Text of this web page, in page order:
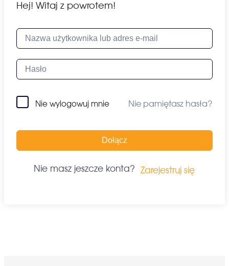
Hej! Witaj z powrotem!
Nie wylogowuj mnie Nie pamiętasz hasła?
Dołącz
Nie masz jeszcze konta? Zarejestruj się